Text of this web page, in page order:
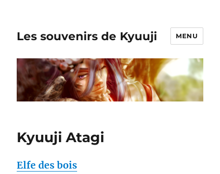
Les souvenirs de Kyuuji MENU
Kyuuji Atagi
Elfe des bois